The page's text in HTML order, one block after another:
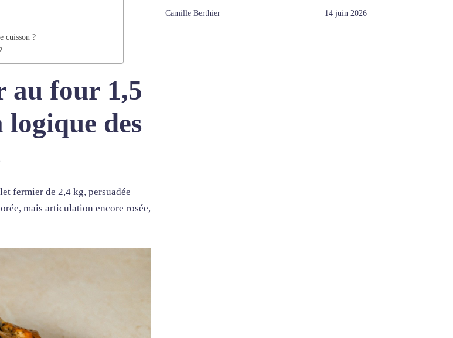
cuisson ?
au four 1,5
des
fermier de 2,4 kg, persuadée
mais articulation encore rosée,
Camille Berthier 14 juin 2026